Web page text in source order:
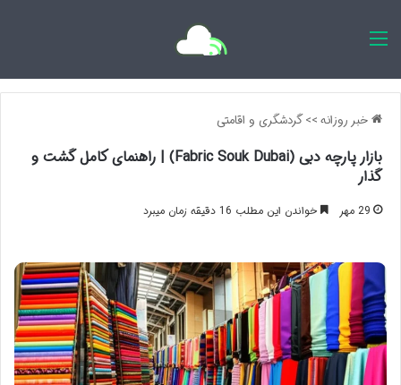
خبر روزانه>>گردشگری و اقامتی
بازار پارچه دبی (Fabric Souk Dubai) | راهنمای کامل گشت و
گذار
29 مهر خواندن این مطلب 16 دقیقه زمان میبرد